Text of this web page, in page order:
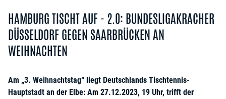
HAMBURG TISCHT AUF - 2.0: BUNDESLIGAKRACHER
DÜSSELDORF GEGEN SAARBRÜCKEN AN
WEIHNACHTEN
Am „3. Weihnachtstag“ liegt Deutschlands Tischtennis-
Hauptstadt an der Elbe: Am 27.12.2023, 19 Uhr, trifft der